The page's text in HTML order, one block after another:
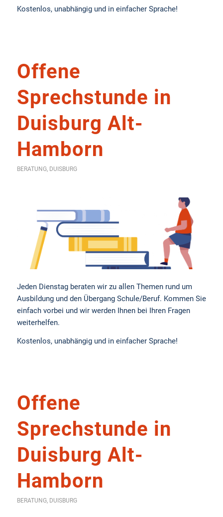
Kostenlos, unabhängig und in einfacher Sprache!
Offene
Sprechstunde in
Duisburg Alt-
Hamborn
BERATUNG, DUISBURG
Jeden Dienstag beraten wir zu allen Themen rund um
Ausbildung und den Übergang Schule/Beruf. Kommen Sie
einfach vorbei und wir werden Ihnen bei Ihren Fragen
weiterhelfen.
Kostenlos, unabhängig und in einfacher Sprache!
Offene
Sprechstunde in
Duisburg Alt-
Hamborn
BERATUNG, DUISBURG